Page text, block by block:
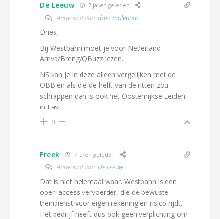
De Leeuw 7 jaren geleden
Antwoord aan dries molenaar
Dries,
Bij Westbahn moet je voor Nederland
Arriva/Breng/QBuzz lezen.
NS kan je in deze alleen vergelijken met de
ÖBB en als die de helft van de ritten zou
schrappen dan is ook het Oostenrijkse Leiden
in Last.
0
Freek 7 jaren geleden
Antwoord aan De Leeuw
Dat is niet helemaal waar. Westbahn is een
open-access vervoerder, die de bewuste
treindienst voor eigen rekening en risico rijdt.
Het bedrijf heeft dus ook geen verplichting om